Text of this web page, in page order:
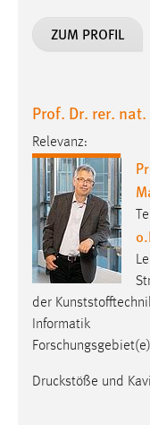
ZUM PROFIL
Prof. Dr. rer.
Relevanz:
der
Informatik
Druckstöße und
Name:
Max. 13 Monate
MARKETING
Marketing
verwendet, um
Sie tun dies,
hinweg verfolgen.
Google Ads